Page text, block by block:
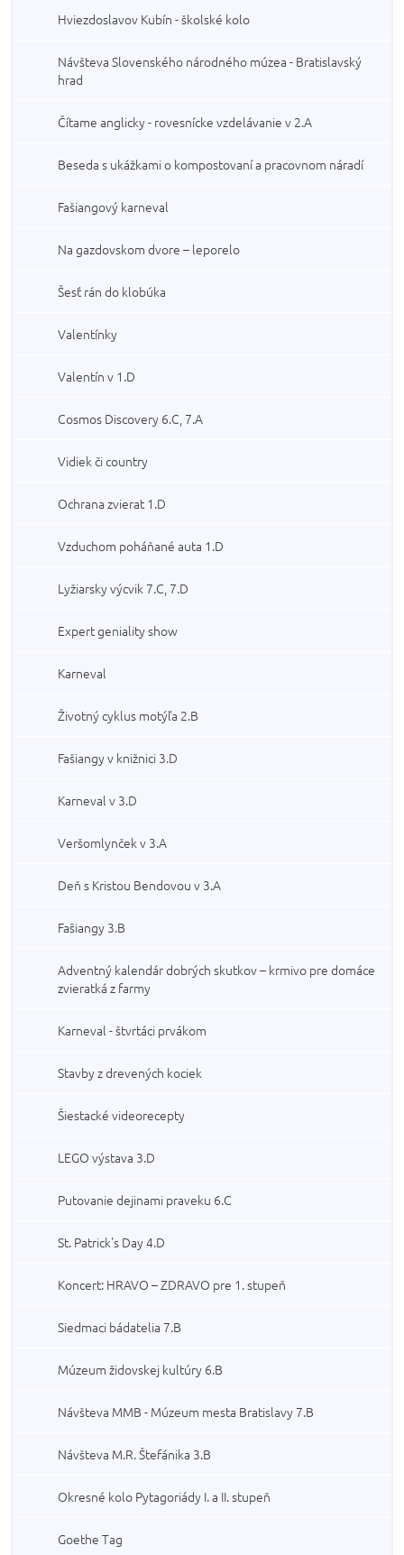
Hviezdoslavov Kubín - školské kolo
Návšteva Slovenského národného múzea - Bratislavský
hrad
Čítame anglicky - rovesnícke vzdelávanie v 2.A
Beseda s ukážkami o kompostovaní a pracovnom náradí
Fašiangový karneval
Na gazdovskom dvore – leporelo
Šesť rán do klobúka
Valentínky
Valentín v 1.D
Cosmos Discovery 6.C, 7.A
Vidiek či country
Ochrana zvierat 1.D
Vzduchom poháňané auta 1.D
Lyžiarsky výcvik 7.C, 7.D
Expert geniality show
Karneval
Životný cyklus motýľa 2.B
Fašiangy v knižnici 3.D
Karneval v 3.D
Veršomlynček v 3.A
Deň s Kristou Bendovou v 3.A
Fašiangy 3.B
Adventný kalendár dobrých skutkov – krmivo pre domáce
zvieratká z farmy
Karneval - štvrtáci prvákom
Stavby z drevených kociek
Šiestacké videorecepty
LEGO výstava 3.D
Putovanie dejinami praveku 6.C
St. Patrick's Day 4.D
Koncert: HRAVO – ZDRAVO pre 1. stupeň
Siedmaci bádatelia 7.B
Múzeum židovskej kultúry 6.B
Návšteva MMB - Múzeum mesta Bratislavy 7.B
Návšteva M.R. Štefánika 3.B
Okresné kolo Pytagoriády I. a II. stupeň
Goethe Tag